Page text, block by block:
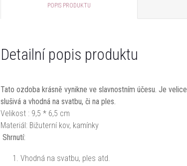
POPIS PRODUKTU
Detailní popis produktu
Tato ozdoba krásně vynikne ve slavnostním účesu. Je velice
slušivá a vhodná na svatbu, či na ples.
Velikost : 9,5 * 6,5 cm
Materiál: Bižuterní kov, kamínky
Shrnutí:
Vhodná na svatbu, ples atd.